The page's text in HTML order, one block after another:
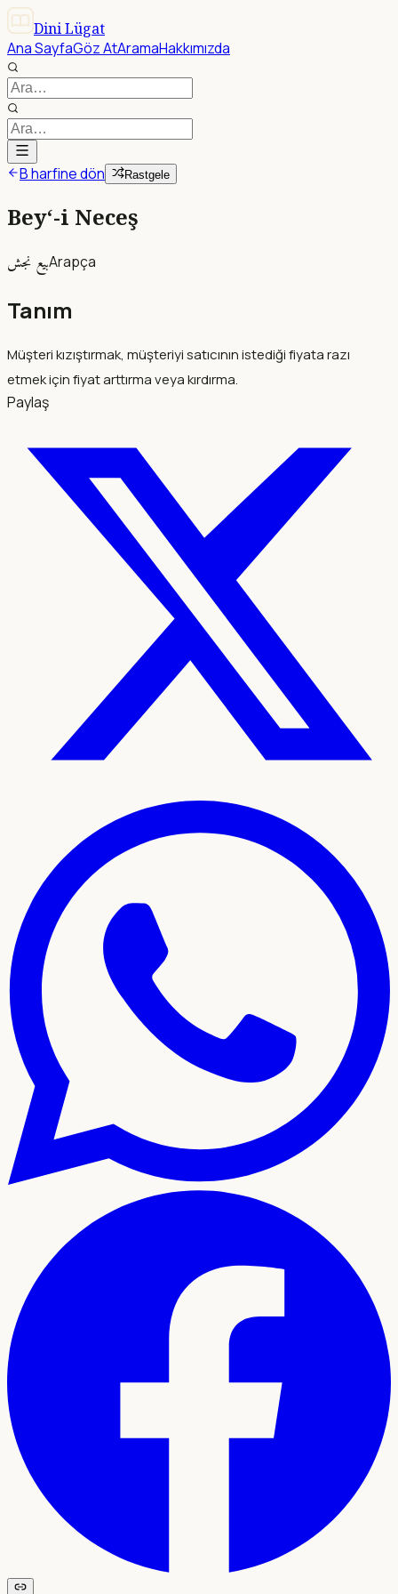
Dini Lügat
Ana SayfaGöz AtAramaHakkımızda
B harfine dön Rastgele
Bey‘-i Neceş
بيع نجشArapça
Tanım
Müşteri kızıştırmak, müşteriyi satıcının istediği fiyata razı
etmek için fiyat arttırma veya kırdırma.
Paylaş